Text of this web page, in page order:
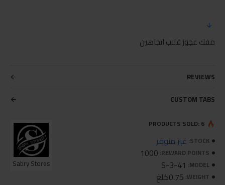
مفك عجوز قلاب اتجاهين
REVIEWS
CUSTOM TABS
STOCK: غير متوفر
REWARD POINTS:
1000
MODEL:
S-3-41
WEIGHT: 0.75كلغ
Sabry Stores
PRODUCTS SOLD: 6